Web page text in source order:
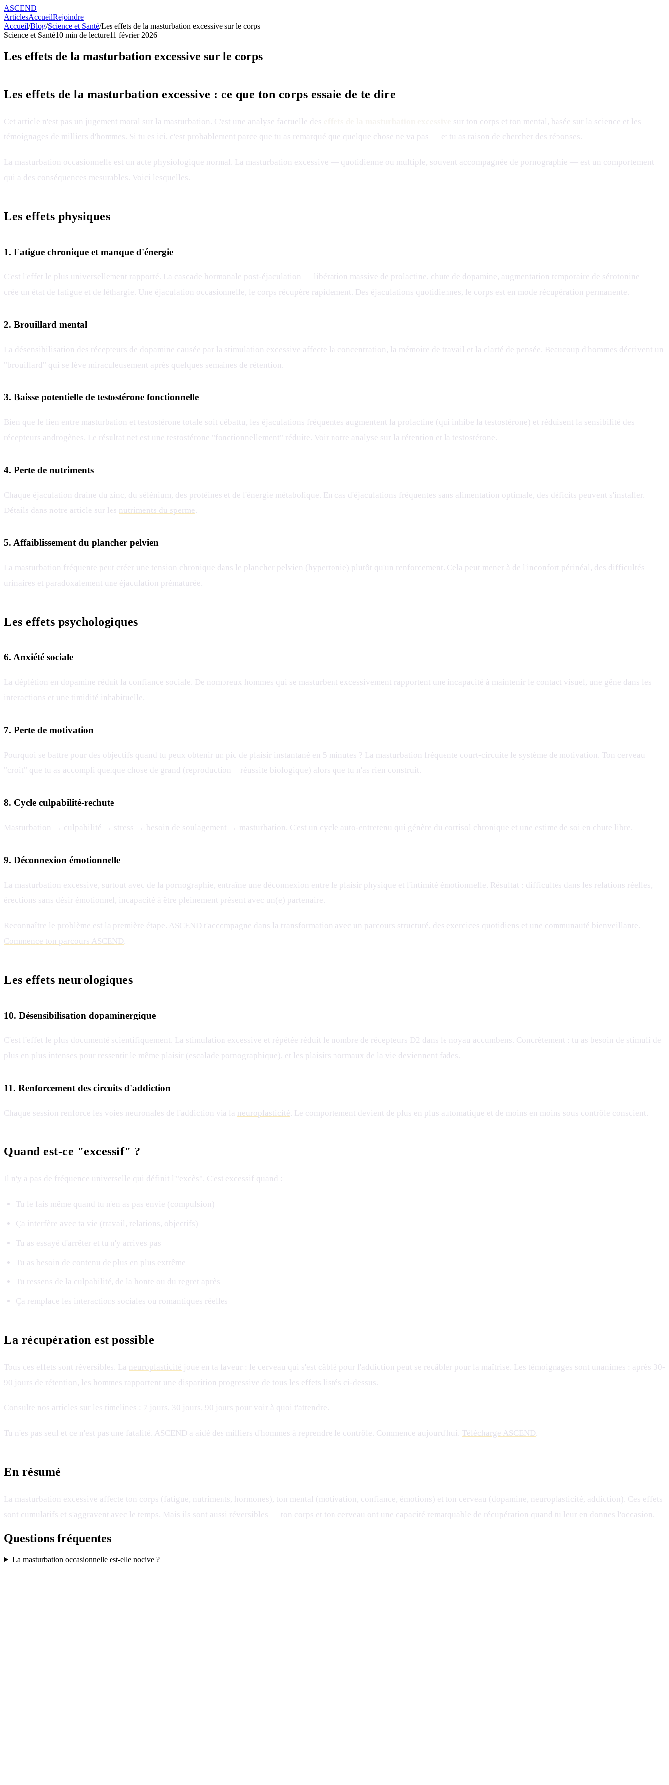
ASCEND
ArticlesAccueilRejoindre
Accueil/Blog/Science et Santé/Les effets de la masturbation excessive sur le corps
Science et Santé10 min de lecture11 février 2026
Les effets de la masturbation excessive sur le corps
Les effets de la masturbation excessive : ce que ton corps essaie de te dire
Cet article n'est pas un jugement moral sur la masturbation. C'est une analyse factuelle des
sur ton corps et ton mental, basée sur la science et les
témoignages de milliers d'hommes. Si tu es ici, c'est probablement parce que tu as remarqué que quelque chose ne va pas — et tu as raison de chercher des réponses.
La masturbation occasionnelle est un acte physiologique normal. La masturbation excessive — quotidienne ou multiple, souvent accompagnée de pornographie — est un comportement
qui a des conséquences mesurables. Voici lesquelles.
Les effets physiques
1. Fatigue chronique et manque d'énergie
C'est l'effet le plus universellement rapporté. La cascade hormonale post-éjaculation — libération massive de prolactine, chute de dopamine, augmentation temporaire de sérotonine —
crée un état de fatigue et de léthargie. Une éjaculation occasionnelle, le corps récupère rapidement. Des éjaculations quotidiennes, le corps est en mode récupération permanente.
2. Brouillard mental
La désensibilisation des récepteurs de dopamine causée par la stimulation excessive affecte la concentration, la mémoire de travail et la clarté de pensée. Beaucoup d'hommes décrivent un
"brouillard" qui se lève miraculeusement après quelques semaines de rétention.
3. Baisse potentielle de testostérone fonctionnelle
Bien que le lien entre masturbation et testostérone totale soit débattu, les éjaculations fréquentes augmentent la prolactine (qui inhibe la testostérone) et réduisent la sensibilité des
récepteurs androgènes. Le résultat net est une testostérone "fonctionnellement" réduite. Voir notre analyse sur la rétention et la testostérone.
4. Perte de nutriments
Chaque éjaculation draine du zinc, du sélénium, des protéines et de l'énergie métabolique. En cas d'éjaculations fréquentes sans alimentation optimale, des déficits peuvent s'installer.
Détails dans notre article sur les nutriments du sperme.
5. Affaiblissement du plancher pelvien
La masturbation fréquente peut créer une tension chronique dans le plancher pelvien (hypertonie) plutôt qu'un renforcement. Cela peut mener à de l'inconfort périnéal, des difficultés
urinaires et paradoxalement une éjaculation prématurée.
Les effets psychologiques
6. Anxiété sociale
La déplétion en dopamine réduit la confiance sociale. De nombreux hommes qui se masturbent excessivement rapportent une incapacité à maintenir le contact visuel, une gêne dans les
interactions et une timidité inhabituelle.
7. Perte de motivation
Pourquoi se battre pour des objectifs quand tu peux obtenir un pic de plaisir instantané en 5 minutes ? La masturbation fréquente court-circuite le système de motivation. Ton cerveau
"croit" que tu as accompli quelque chose de grand (reproduction = réussite biologique) alors que tu n'as rien construit.
8. Cycle culpabilité-rechute
Masturbation → culpabilité → stress → besoin de soulagement → masturbation. C'est un cycle auto-entretenu qui génère du cortisol chronique et une estime de soi en chute libre.
9. Déconnexion émotionnelle
La masturbation excessive, surtout avec de la pornographie, entraîne une déconnexion entre le plaisir physique et l'intimité émotionnelle. Résultat : difficultés dans les relations réelles,
érections sans désir émotionnel, incapacité à être pleinement présent avec un(e) partenaire.
Reconnaître le problème est la première étape. ASCEND t'accompagne dans la transformation avec un parcours structuré, des exercices quotidiens et une communauté bienveillante.
Commence ton parcours ASCEND.
Les effets neurologiques
10. Désensibilisation dopaminergique
C'est l'effet le plus documenté scientifiquement. La stimulation excessive et répétée réduit le nombre de récepteurs D2 dans le noyau accumbens. Concrètement : tu as besoin de stimuli de
plus en plus intenses pour ressentir le même plaisir (escalade pornographique), et les plaisirs normaux de la vie deviennent fades.
11. Renforcement des circuits d'addiction
Chaque session renforce les voies neuronales de l'addiction via la neuroplasticité. Le comportement devient de plus en plus automatique et de moins en moins sous contrôle conscient.
Quand est-ce "excessif" ?
Il n'y a pas de fréquence universelle qui définit l'"excès". C'est excessif quand :
Tu le fais même quand tu n'en as pas envie (compulsion)
Ça interfère avec ta vie (travail, relations, objectifs)
Tu as essayé d'arrêter et tu n'y arrives pas
Tu as besoin de contenu de plus en plus extrême
Tu ressens de la culpabilité, de la honte ou du regret après
Ça remplace les interactions sociales ou romantiques réelles
La récupération est possible
Tous ces effets sont réversibles. La neuroplasticité joue en ta faveur : le cerveau qui s'est câblé pour l'addiction peut se recâbler pour la maîtrise. Les témoignages sont unanimes : après 30-
90 jours de rétention, les hommes rapportent une disparition progressive de tous les effets listés ci-dessus.
Consulte nos articles sur les timelines : 7 jours, 30 jours, 90 jours pour voir à quoi t'attendre.
Tu n'es pas seul et ce n'est pas une fatalité. ASCEND a aidé des milliers d'hommes à reprendre le contrôle. Commence aujourd'hui. Télécharge ASCEND.
En résumé
La masturbation excessive affecte ton corps (fatigue, nutriments, hormones), ton mental (motivation, confiance, émotions) et ton cerveau (dopamine, neuroplasticité, addiction). Ces effets
sont cumulatifs et s'aggravent avec le temps. Mais ils sont aussi réversibles — ton corps et ton cerveau ont une capacité remarquable de récupération quand tu leur en donnes l'occasion.
Questions fréquentes
La masturbation occasionnelle est-elle nocive ?